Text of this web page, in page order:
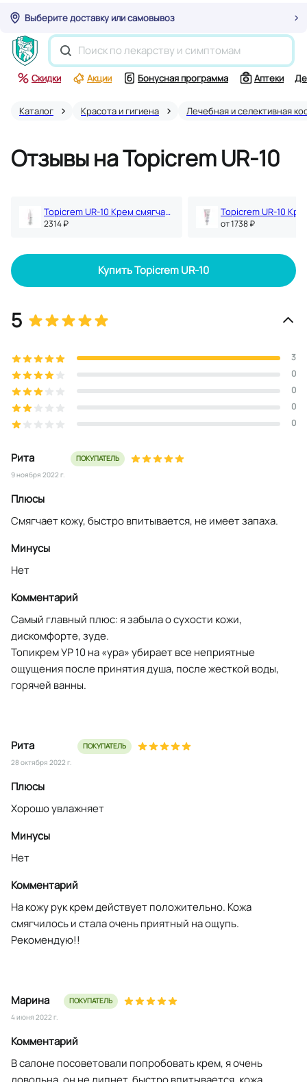
Выберите доставку или самовывоз
Скидки Акции Бонусная программа Аптеки
Каталог Красота и гигиена Лечебная и селективная
Отзывы на Topicrem UR-10
Topicrem UR-10 Крем смягчающий для огрубевшей кожи 500 мл
2314 ₽ oт 1738 ₽
Рита
9 ноября 2022 г.
ПОКУПАТЕЛЬ
Плюсы
Смягчает кожу, быстро впитывается, не имеет запаха.
Минусы
Нет
Комментарий
Самый главный плюс: я забыла о сухости кожи,
дискомфорте, зуде.
Топикрем УР 10 на «ура» убирает все неприятные
ощущения после принятия душа, после жесткой воды,
горячей ванны.
Рита
28 октября 2022 г.
ПОКУПАТЕЛЬ
Плюсы
Хорошо увлажняет
Минусы
Нет
Комментарий
На кожу рук крем действует положительно. Кожа
смягчилось и стала очень приятный на ощупь.
Рекомендую!!
Марина
4 июня 2022 г.
ПОКУПАТЕЛЬ
Комментарий
В салоне посоветовали попробовать крем, я очень
Купить Topicrem UR-10
5
3
0
0
0
0